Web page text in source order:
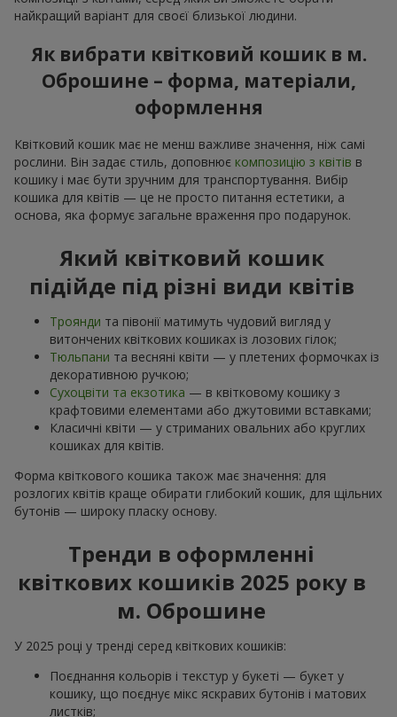
найкращий варіант для своєї близької людини.
Як вибрати квітковий кошик в м.
Оброшине – форма, матеріали,
оформлення
Квітковий кошик має не менш важливе значення, ніж самі
рослини. Він задає стиль, доповнює композицію з квітів в
кошику і має бути зручним для транспортування. Вибір
кошика для квітів — це не просто питання естетики, а
основа, яка формує загальне враження про подарунок.
Який квітковий кошик
підійде під різні види квітів
Троянди та півонії матимуть чудовий вигляд у
витончених квіткових кошиках із лозових гілок;
Тюльпани та весняні квіти — у плетених формочках із
декоративною ручкою;
Сухоцвіти та екзотика — в квітковому кошику з
крафтовими елементами або джутовими вставками;
Класичні квіти — у стриманих овальних або круглих
кошиках для квітів.
Форма квіткового кошика також має значення: для
розлогих квітів краще обирати глибокий кошик, для щільних
бутонів — широку пласку основу.
Тренди в оформленні
квіткових кошиків 2025 року в
м. Оброшине
У 2025 році у тренді серед квіткових кошиків:
Поєднання кольорів і текстур у букеті — букет у
кошику, що поєднує мікс яскравих бутонів і матових
листків;